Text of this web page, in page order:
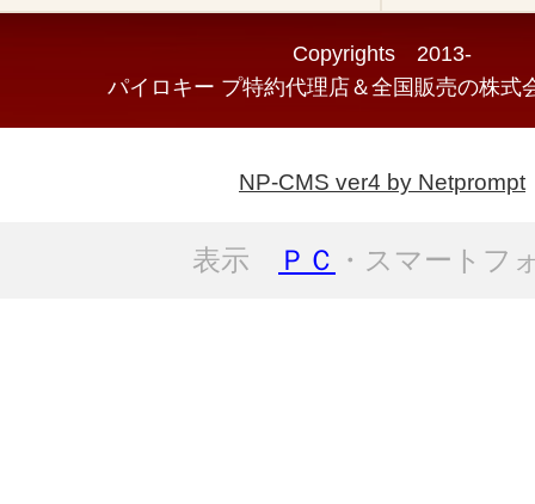
Copyrights 2013-
パイロキー プ特約代理店＆全国販売の株式
NP-CMS ver4 by Netprompt
表示 ＰＣ ・スマートフ